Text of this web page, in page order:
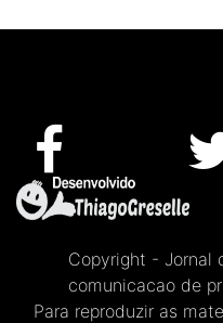
Copyright - Jornal
comunicacao de
Para reproduzir as